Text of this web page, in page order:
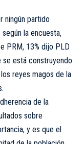
ningún partido
la encuesta,
PRM, 13% dijo PLD
se está construyendo
reyes magos de la
de la
sobre
y es que el